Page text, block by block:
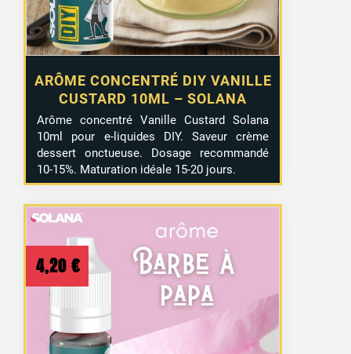
ARÔME CONCENTRÉ DIY VANILLE
CUSTARD 10ML – SOLANA
Arôme concentré Vanille Custard Solana
10ml pour e-liquides DIY. Saveur crème
dessert onctueuse. Dosage recommandé
10-15%. Maturation idéale 15-20 jours.
4,20 €